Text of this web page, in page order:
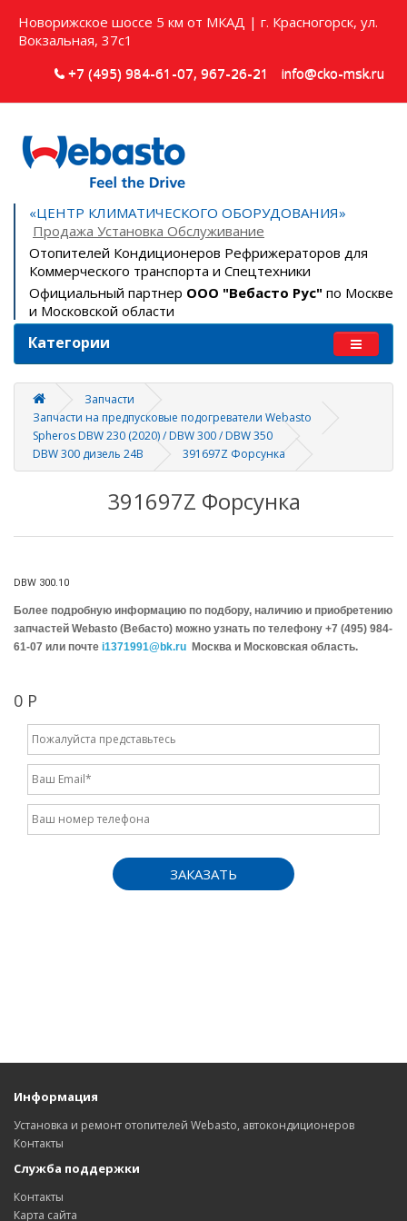
Новорижское шоссе 5 км от МКАД | г. Красногорск, ул.
Вокзальная, 37с1
+7 (495) 984-61-07, 967-26-21
info@cko-msk.ru
«ЦЕНТР КЛИМАТИЧЕСКОГО ОБОРУДОВАНИЯ»
Продажа Установка Обслуживание
Отопителей Кондиционеров Рефрижераторов для
Коммерческого транспорта и Спецтехники
Официальный партнер ООО "Вебасто Рус" по Москве
и Московской области
Категории
Запчасти
Запчасти на предпусковые подогреватели Webasto
Spheros DBW 230 (2020) / DBW 300 / DBW 350
DBW 300 дизель 24В
391697Z Форсунка
391697Z Форсунка
DBW 300.10
Более подробную информацию по подбору, наличию и приобретению
запчастей Webasto (Вебасто) можно узнать по телефону +7 (495) 984-
61-07 или почте i1371991@bk.ru Москва и Московская область.
0 Р
ЗАКАЗАТЬ
Информация
Установка и ремонт отопителей Webasto, автокондиционеров
Контакты
Служба поддержки
Контакты
Карта сайта